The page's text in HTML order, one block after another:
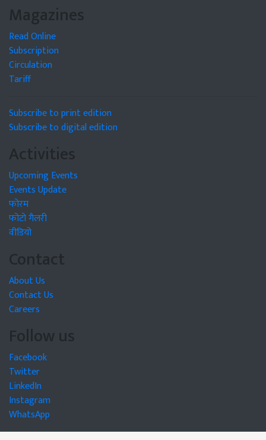
Magazines
Read Online
Subscription
Circulation
Tariff
Subscribe to print edition
Subscribe to digital edition
Activities
Upcoming Events
Events Update
फोरम
फोटो गैलरी
वीडियो
Contact
About Us
Contact Us
Careers
Follow us
Facebook
Twitter
LinkedIn
Instagram
WhatsApp